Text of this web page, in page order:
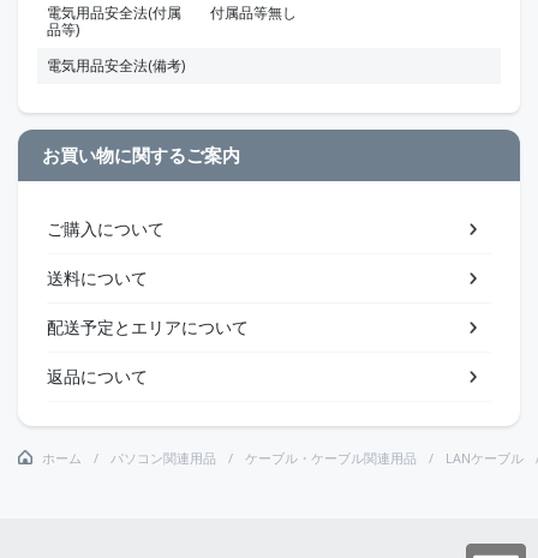
電気用品安全法(付属
品等)
付属品等無し
電気用品安全法(備考)
お買い物に関するご案内
ご購入について
送料について
配送予定とエリアについて
返品について
ホーム パソコン関連用品 ケーブル・ケーブル関連用品 LANケーブル